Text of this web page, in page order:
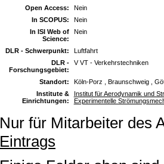
Open Access:
Nein
In SCOPUS:
Nein
In ISI Web of
Science:
Nein
DLR - Schwerpunkt:
Luftfahrt
DLR -
Forschungsgebiet:
V VT - Verkehrstechniken
Standort:
Köln-Porz , Braunschweig ,
Institute &
Einrichtungen:
Institut für Aerodynamik und
Experimentelle
Nur für Mitarbeiter des
Eintrags